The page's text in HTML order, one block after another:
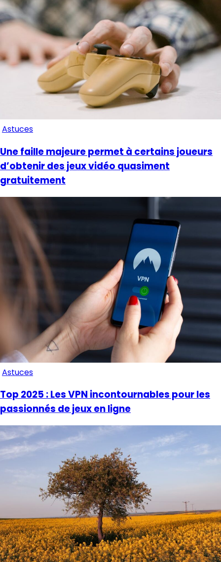
Astuces
Une faille majeure permet à certains joueurs
d’obtenir des jeux vidéo quasiment
gratuitement
Astuces
Top 2025 : Les VPN incontournables pour les
passionnés de jeux en ligne